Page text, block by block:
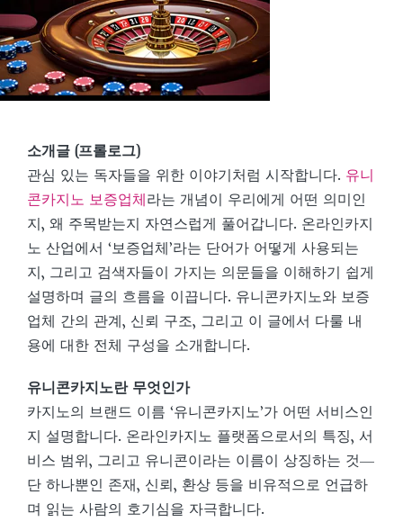
소개글 (프롤로그)
관심 있는 독자들을 위한 이야기처럼 시작합니다. 유니
콘카지노 보증업체라는 개념이 우리에게 어떤 의미인
지, 왜 주목받는지 자연스럽게 풀어갑니다. 온라인카지
노 산업에서 ‘보증업체’라는 단어가 어떻게 사용되는
지, 그리고 검색자들이 가지는 의문들을 이해하기 쉽게
설명하며 글의 흐름을 이끕니다. 유니콘카지노와 보증
업체 간의 관계, 신뢰 구조, 그리고 이 글에서 다룰 내
용에 대한 전체 구성을 소개합니다.
유니콘카지노란 무엇인가
카지노의 브랜드 이름 ‘유니콘카지노’가 어떤 서비스인
지 설명합니다. 온라인카지노 플랫폼으로서의 특징, 서
비스 범위, 그리고 유니콘이라는 이름이 상징하는 것—
단 하나뿐인 존재, 신뢰, 환상 등을 비유적으로 언급하
며 읽는 사람의 호기심을 자극합니다.